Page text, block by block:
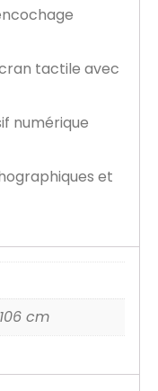
tactile avec
numérique
et
cm